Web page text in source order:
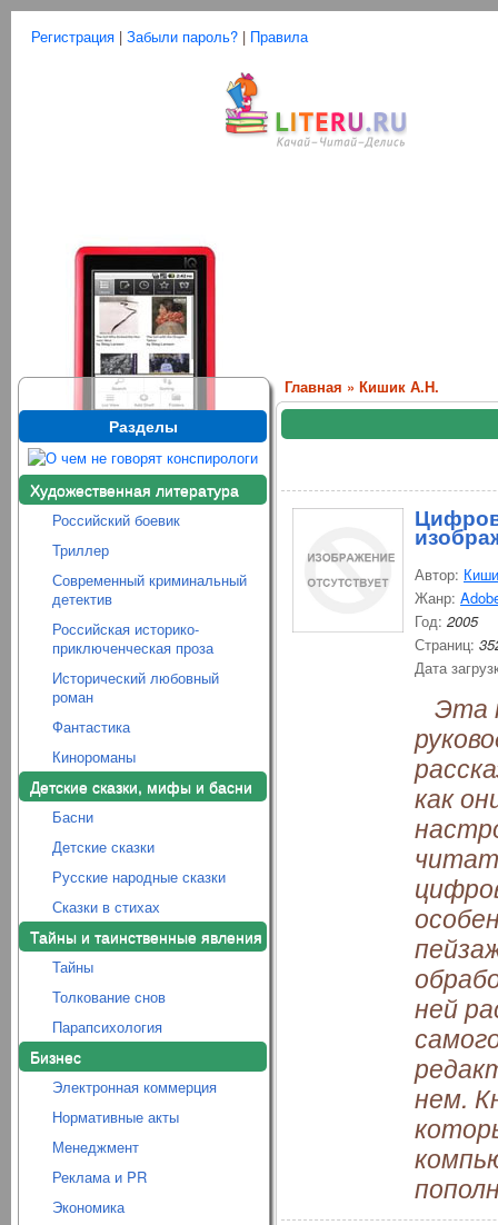
Регистрация | Забыли пароль? | Правила
Разделы
Художественная литература
Российский боевик
Триллер
Современный криминальный
детектив
Российская историко-
приключенческая проза
Исторический любовный
роман
Фантастика
Кинороманы
Детские сказки, мифы и басни
Басни
Детские сказки
Русские народные сказки
Сказки в стихах
Тайны и таинственные явления
Тайны
Толкование снов
Парапсихология
Бизнес
Электронная коммерция
Нормативные акты
Менеджмент
Реклама и PR
Экономика
Главная » Кишик А.Н.
Автор:
Жанр:
Год: 2005
Страниц:
Дата
Эта
как
ней
нем.